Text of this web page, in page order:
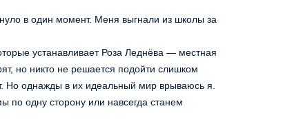
но никто не решается подойти слишком
Но однажды в их идеальный мир врываюсь я.
по одну сторону или навсегда станем